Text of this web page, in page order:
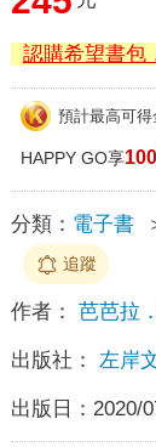
認購希望書包
預計最高可得
HAPPY GO享
分類： 電子書
追蹤
作者： 芭芭拉
出版社： 左岸
出版日： 2020/